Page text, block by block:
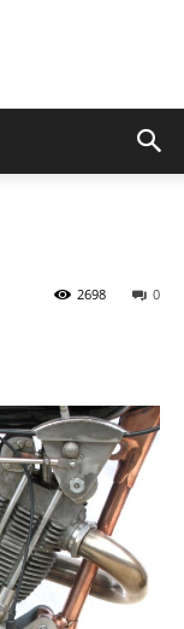
0
2698